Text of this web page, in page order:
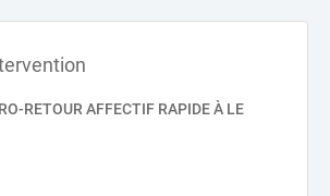
RETOUR AFFECTIF RAPIDE À LE